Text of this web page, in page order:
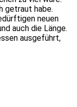
getraut habe.
neuen
auch die Länge.
ausgeführt,